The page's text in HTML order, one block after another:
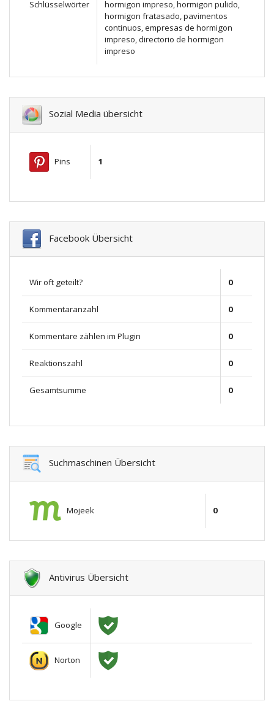
Schlüsselwörter
hormigon impreso, hormigon pulido,
hormigon fratasado, pavimentos
continuos, empresas de hormigon
impreso, directorio de hormigon
impreso
Sozial Media übersicht
Pins 1
Facebook Übersicht
Wir oft geteilt? 0
Kommentaranzahl 0
Kommentare zählen im Plugin 0
Reaktionszahl 0
Gesamtsumme 0
Suchmaschinen Übersicht
Mojeek 0
Antivirus Übersicht
Google
Norton